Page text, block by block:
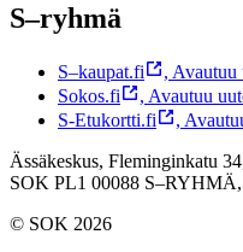
S–ryhmä
S–kaupat.fi , Avautuu
Sokos.fi
, Avautuu
S-Etukortti.fi
,
Ässäkeskus, Fleminginkatu
SOK PL1 00088 S–RYHMÄ,
© SOK 2026